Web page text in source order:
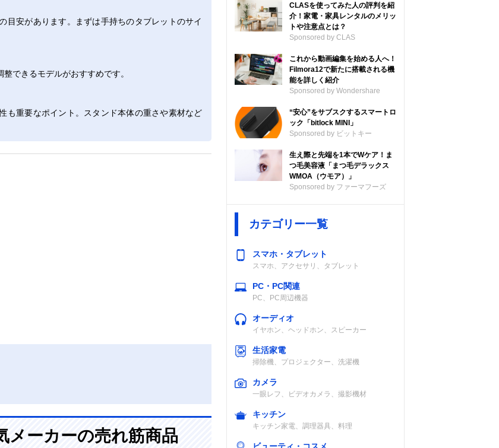
目安があります。まずは手持ちのタブレットのサイ
できるモデルがおすすめです。
も重要なポイント。スタンド本体の重さや素材など
メーカーの売れ筋商品
CLASを使ってみた人の評判を紹
介！家電・家具レンタルのメリッ
トや注意点とは？
Sponsored by CLAS
これから動画編集を始める人へ！
Filmora12で新たに搭載される機
能を詳しく紹介
Sponsored by Wondershare
“安心”をサブスクするスマートロ
ック「bitlock MINI」
Sponsored by ビットキー
生え際と先端を1本でWケア！ま
つ毛美容液「まつ毛デラックス
WMOA（ウモア）」
Sponsored by ファーマフーズ
カテゴリー一覧
スマホ・タブレット
スマホ、アクセサリ、タブレット
PC・PC関連
PC、PC周辺機器
オーディオ
イヤホン、ヘッドホン、スピーカー
生活家電
掃除機、プロジェクター、洗濯機
カメラ
一眼レフ、ビデオカメラ、撮影機材
キッチン
キッチン家電、調理器具、料理